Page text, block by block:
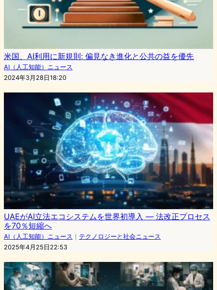
米国、AI利用に新規則: 偏見なき進化と公共の益を優先
AI（人工知能）ニュース
2024年3月28日18:20
UAEがAI立法エコシステムを世界初導入 — 法改正プロセス
を70％短縮へ
AI（人工知能）ニュース ｜ テクノロジーと社会ニュース
2025年4月25日22:53